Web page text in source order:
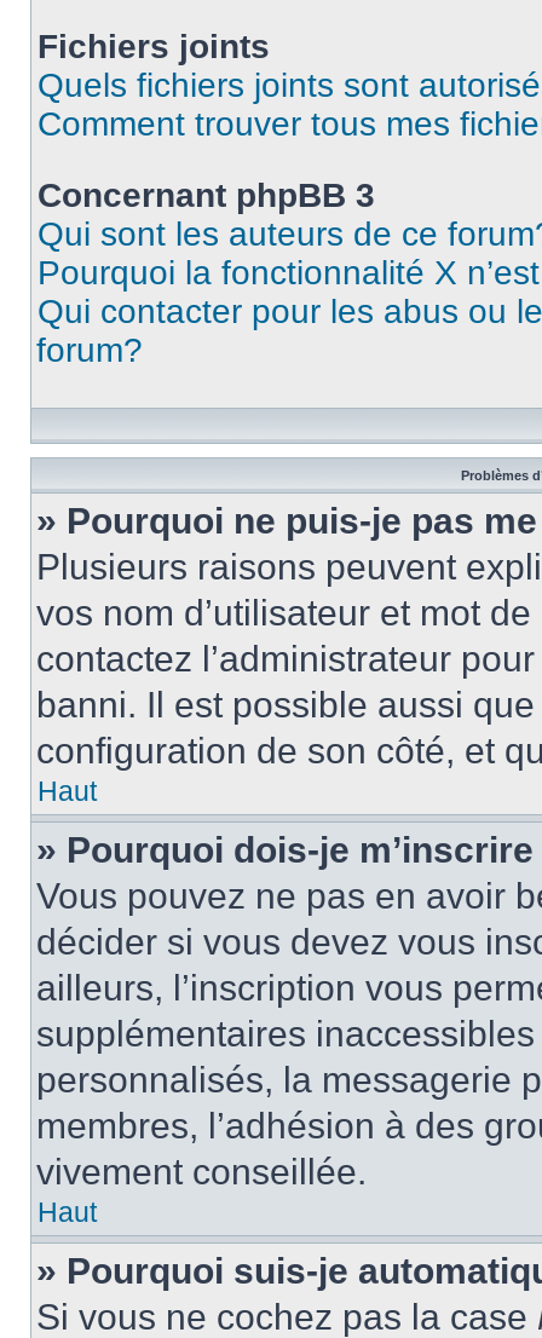
Fichiers joints
Quels fichiers joints sont
Comment trouver tous mes
Concernant phpBB 3
Qui sont les auteurs de ce
Pourquoi la fonctionnalité X
Qui contacter pour les abus ou
forum?
Problèmes
» Pourquoi ne puis-je pas
Plusieurs raisons peuvent
vos nom d’utilisateur et mot
contactez l’administrateur
banni. Il est possible aussi
configuration de son côté, et
Haut
» Pourquoi dois-je
Vous pouvez ne pas en avoir
décider si vous devez vous
ailleurs, l’inscription vous
supplémentaires
personnalisés, la messagerie
membres, l’adhésion à des
vivement conseillée.
Haut
» Pourquoi suis-je
Si vous ne cochez pas la case